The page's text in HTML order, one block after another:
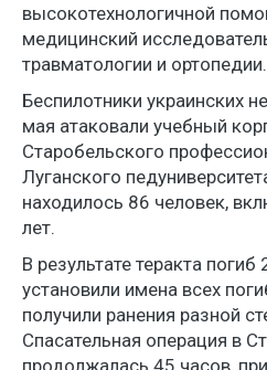
высокотехнологичной
медицинский
травматологии и ортопедии.
Беспилотники украинских
мая атаковали учебный
Старобельского
Луганского
находилось 86 человек,
лет.
В результате теракта
установили имена всех
получили ранения разной
Спасательная операция в
продолжалась 45 часов,